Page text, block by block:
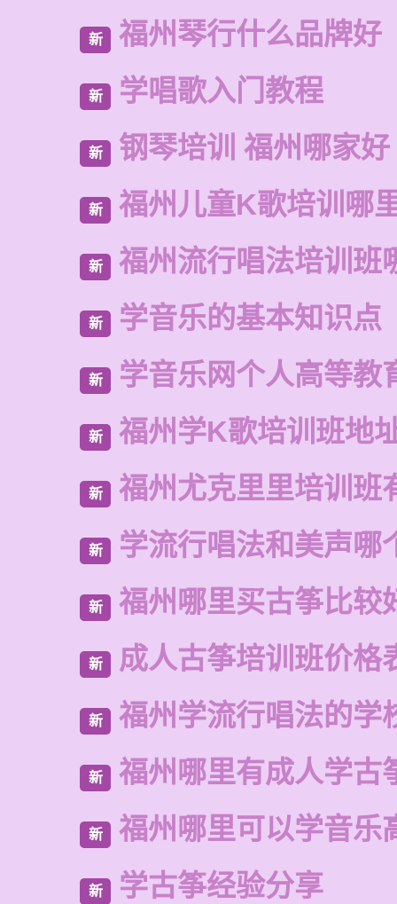
新 福州琴行什么品牌好
新 学唱歌入门教程
新 钢琴培训 福州哪家好
新 福州儿童K歌培训哪
新 福州流行唱法培训班
新 学音乐的基本知识点
新 学音乐网个人高等教
新 福州学K歌培训班地
新 福州尤克里里培训班
新 学流行唱法和美声哪
新 福州哪里买古筝比较
新 成人古筝培训班价格
新 福州学流行唱法的学
新 福州哪里有成人学古
新 福州哪里可以学音乐
新 学古筝经验分享